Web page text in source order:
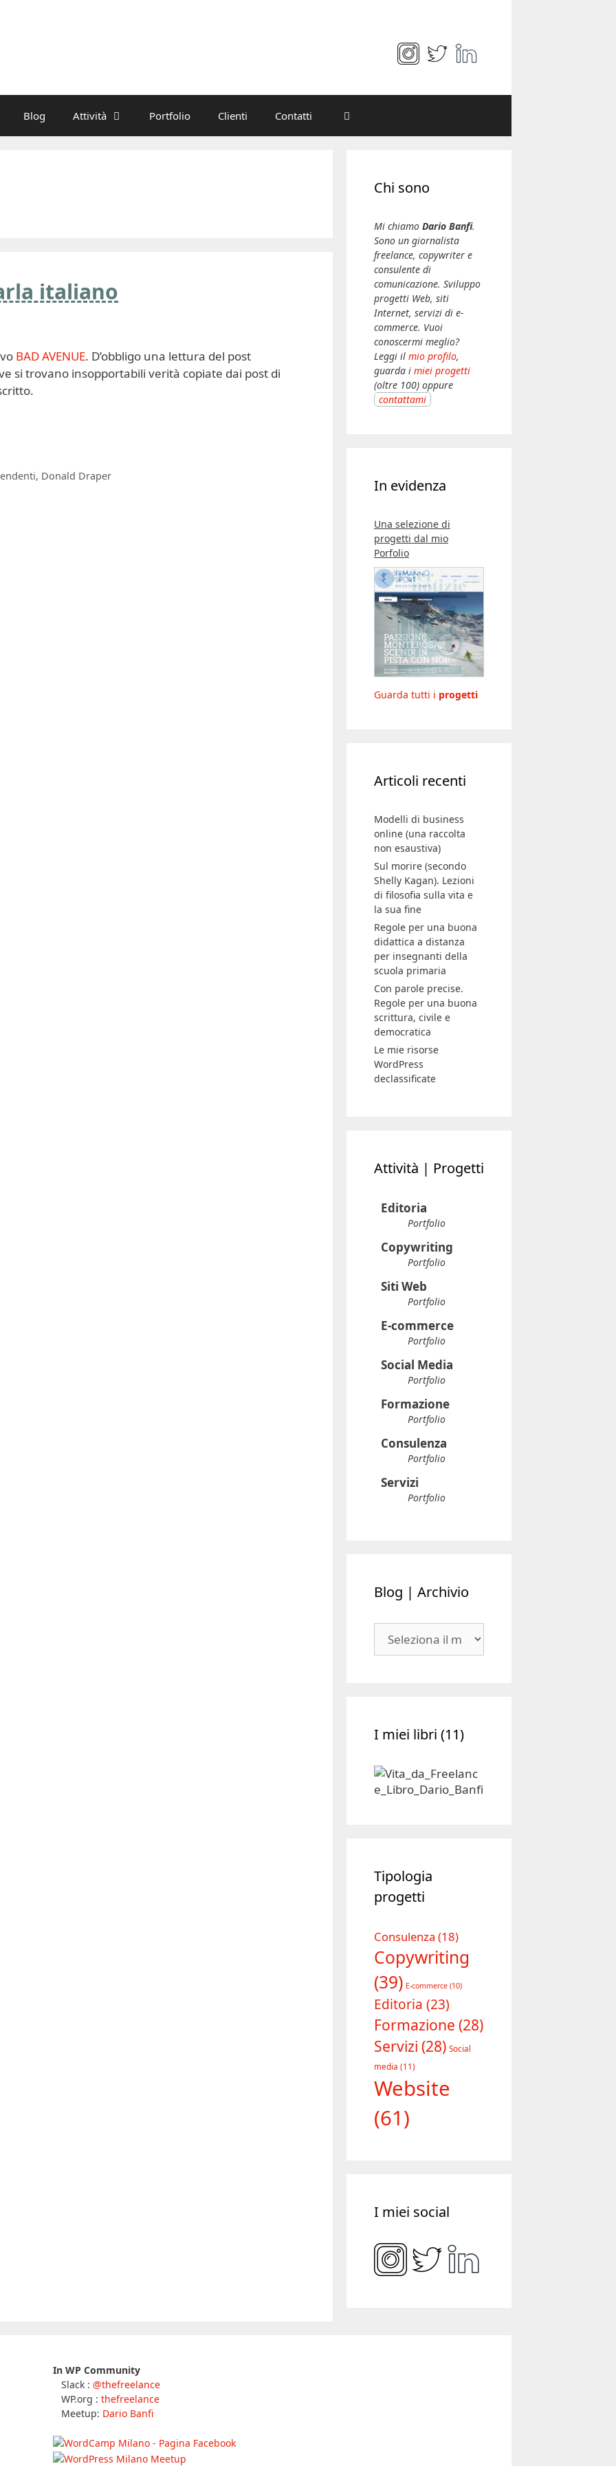
Blog Attività Portfolio Clienti Contatti
italiano
BAD AVENUE. D’obbligo una lettura del post
si trovano insopportabili verità copiate dai post di
, Donald Draper
Chi sono
Mi chiamo Dario Banfi.
Sono un giornalista
freelance, copywriter e
consulente di
comunicazione. Sviluppo
progetti Web, siti
Internet, servizi di e-
commerce. Vuoi
conoscermi meglio?
Leggi il mio profilo,
guarda i miei progetti
(oltre 100) oppure
contattami
In evidenza
Una selezione di
progetti dal mio
Porfolio
Guarda tutti i progetti
Articoli recenti
Modelli di business
online (una raccolta
non esaustiva)
Sul morire (secondo
Shelly Kagan). Lezioni
di filosofia sulla vita e
la sua fine
Regole per una buona
didattica a distanza
per insegnanti della
scuola primaria
Con parole precise.
Regole per una buona
scrittura, civile e
democratica
Le mie risorse
WordPress
declassificate
Attività | Progetti
Editoria
Portfolio
Copywriting
Portfolio
Siti Web
Portfolio
E-commerce
Portfolio
Social Media
Portfolio
Formazione
Portfolio
Consulenza
Portfolio
Servizi
Portfolio
Blog | Archivio
I miei libri (11)
Tipologia
progetti
Consulenza (18)
Copywriting
(39) E-commerce (10)
Editoria (23)
Formazione (28)
Servizi (28) Social
media (11)
Website
(61)
I miei social
In WP Community
Slack :@thefreelance
WP.org :thefreelance
Meetup: Dario Banfi